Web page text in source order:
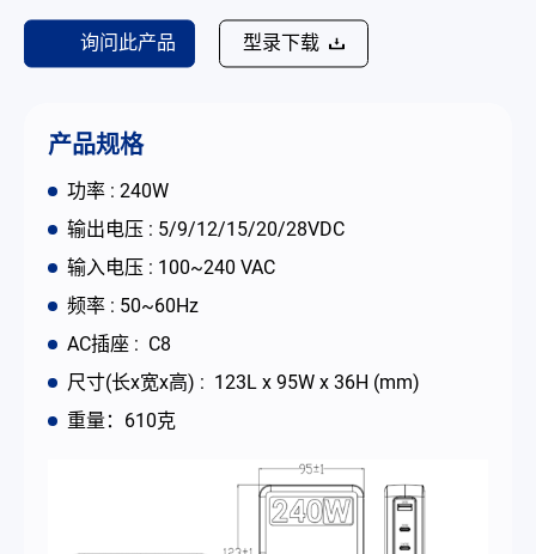
询问此产品 型录下载
产品规格
功率 : 240W
输出电压 : 5/9/12/15/20/28VDC
输入电压 : 100~240 VAC
频率 : 50~60Hz
AC插座 : C8
尺寸(长x宽x高) : 123L x 95W x 36H (mm)
重量：610克
简体中文 English